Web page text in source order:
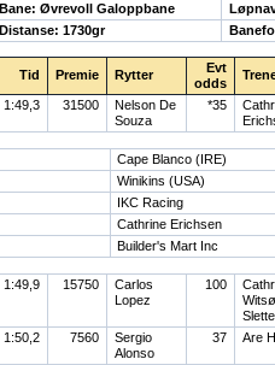
Bane: Øvrevoll Galoppbane
Distanse: 1730gr
Tid Premie Rytter
Evt
odds
1:49,3 31500
Nelson De
Souza
*35
Cape Blanco (IRE)
Winikins (USA)
IKC Racing
Cathrine Erichsen
Builder's Mart Inc
1:49,9 15750
Carlos
Lopez
100
Witsø
1:50,2 7560
Sergio
Alonso
37 Are